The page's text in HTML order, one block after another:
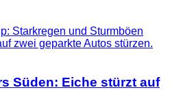
Süden: Eiche stürzt auf